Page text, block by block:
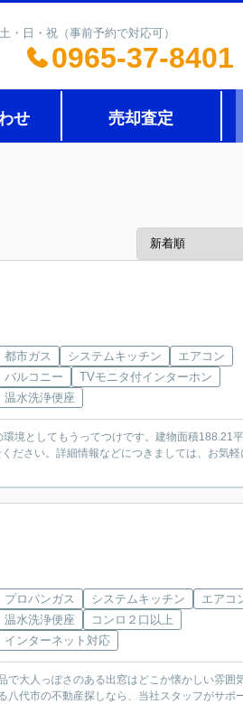
：土・日・祝（事前予約で対応可）
0965-37-8401
せ 売却査定
都市ガス システムキッチン
エアコン
バルコニー
TVモニタ付インターホン
温水洗浄便座
境としてもうってつけです。建物面積188.21
ださい。詳細情報などにつきましては、お気軽
プロパンガス システムキッチン
エアコ
温水洗浄便座
コンロ２口以上
インターネット対応
大人っぽさのある出窓はどこか懐かしい雰囲
代市の不動産探しなら、当社スタッフがサポ